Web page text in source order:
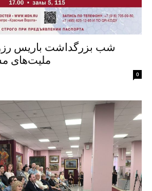
شب بزرگداشت باریس
ملیت‌های
0